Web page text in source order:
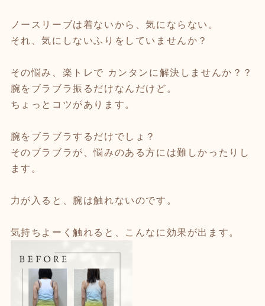
ノースリーブは着ないから、気にならない。
それ、気にしないふりをしていませんか？
その悩み、楽トレで カンタンに解決しませんか？？
腕をブラブラ振るだけなんだけど。
ちょっとコツがあります。
腕をブラブラするだけでしょ？
そのブラブラが、悩みのある方には難しかったりし
ます。
力が入ると、腕は触れないのです。
気持ちよーく触れると、こんなに効果が出ます。